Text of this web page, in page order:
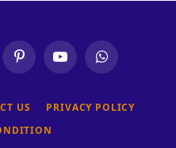
PinterestYouTubeWhatsApp
US
PRIVACY POLICY